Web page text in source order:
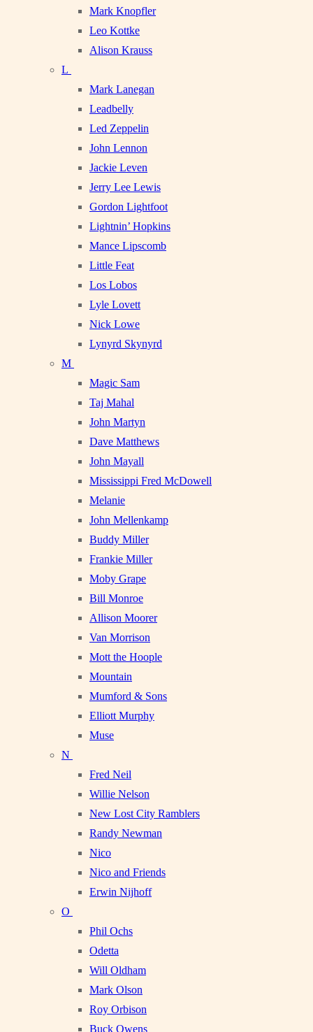
Mark Knopfler
Leo Kottke
Alison Krauss
L
Mark Lanegan
Leadbelly
Led Zeppelin
John Lennon
Jackie Leven
Jerry Lee Lewis
Gordon Lightfoot
Lightnin’ Hopkins
Mance Lipscomb
Little Feat
Los Lobos
Lyle Lovett
Nick Lowe
Lynyrd Skynyrd
M
Magic Sam
Taj Mahal
John Martyn
Dave Matthews
John Mayall
Mississippi Fred McDowell
Melanie
John Mellenkamp
Buddy Miller
Frankie Miller
Moby Grape
Bill Monroe
Allison Moorer
Van Morrison
Mott the Hoople
Mountain
Mumford & Sons
Elliott Murphy
Muse
N
Fred Neil
Willie Nelson
New Lost City Ramblers
Randy Newman
Nico
Nico and Friends
Erwin Nijhoff
O
Phil Ochs
Odetta
Will Oldham
Mark Olson
Roy Orbison
Buck Owens